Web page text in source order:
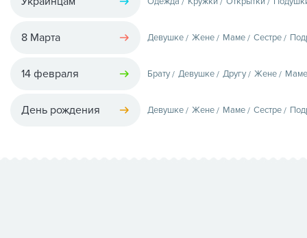
8 Марта Девушке Жене Маме Сестре
14 февраля Брату Девушке Другу Жене Маме
День рождения Девушке Жене Маме Сестре